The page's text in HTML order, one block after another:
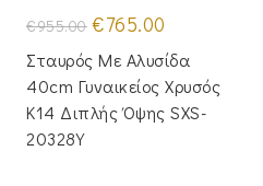
€955.00 Original
price
was:
€955.00.
€765.00
τιμή
είναι:
€765.00.
Σταυρός Με Αλυσίδα
40cm Γυναικείος Χρυσός
Κ14 Διπλής Όψης SXS-
20328Y